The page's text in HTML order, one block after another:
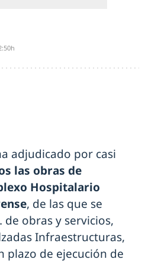
adjudicado por casi
las obras de
Hospitalario
, de las que se
de obras y servicios,
Infraestructuras,
plazo de ejecución de